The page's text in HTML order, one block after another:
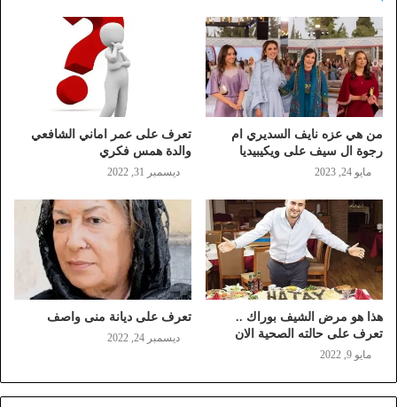
من هي عزه نايف السديري ام
رجوة ال سيف على ويكيبيديا
مايو 24, 2023
تعرف على عمر اماني الشافعي
والدة همس فكري
ديسمبر 31, 2022
هذا هو مرض الشيف بوراك ..
تعرف على حالته الصحية الان
مايو 9, 2022
تعرف على ديانة منى واصف
ديسمبر 24, 2022